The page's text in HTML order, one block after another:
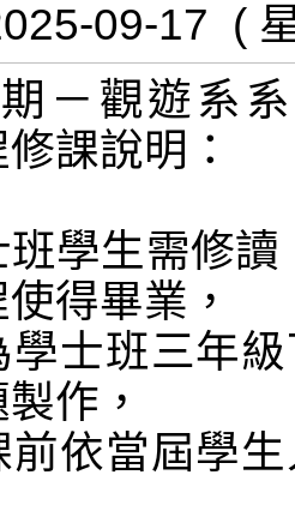
－觀遊系
課說明：
學生需修
得畢業，
學士班三年
作，
前依當屆學